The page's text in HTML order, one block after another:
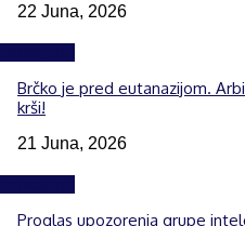
22 Juna, 2026
Brčko je pred eutanazijom.
krši!
21 Juna, 2026
Proglas upozorenja grupe